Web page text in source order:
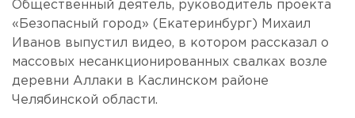
Общественный деятель, руководитель проекта
«Безопасный город» (Екатеринбург) Михаил
Иванов выпустил видео, в котором рассказал о
массовых несанкционированных свалках возле
деревни Аллаки в Каслинском районе
Челябинской области.